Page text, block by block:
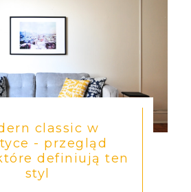
classic w
- przegląd
definiują ten
styl